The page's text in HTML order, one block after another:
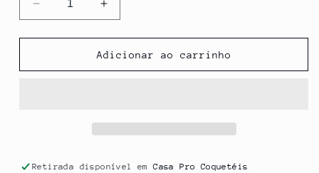
Diminuir
a
quantidade
BRAMBLE
Aumentar
a
quantidade
de
BRAMBLE
Adicionar ao carrinho
Retirada disponível emCasa Pro Coquetéis